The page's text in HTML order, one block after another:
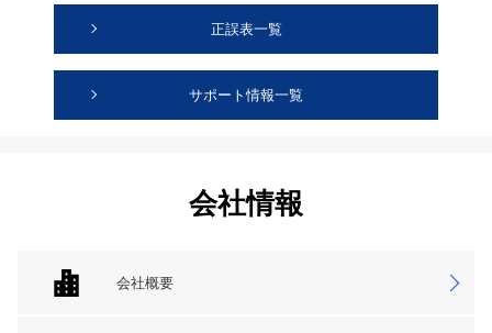
正誤表一覧
サポート情報一覧
会社情報
会社概要